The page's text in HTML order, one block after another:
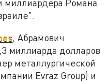
Романа
, Абрамович
миллиарда долларов
металлургической
Evraz Group) и